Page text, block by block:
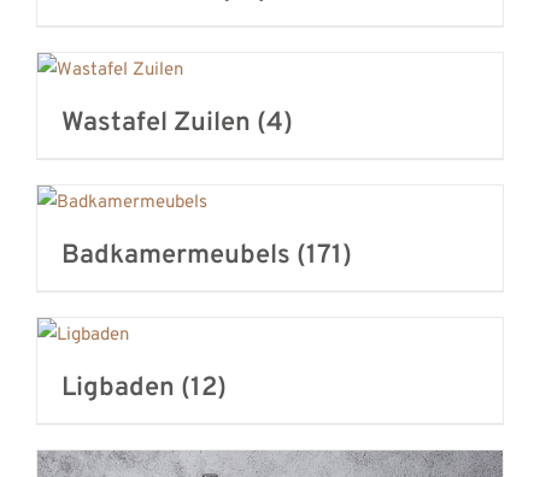
Wastafel Zuilen (4)
Badkamermeubels (171)
Ligbaden (12)